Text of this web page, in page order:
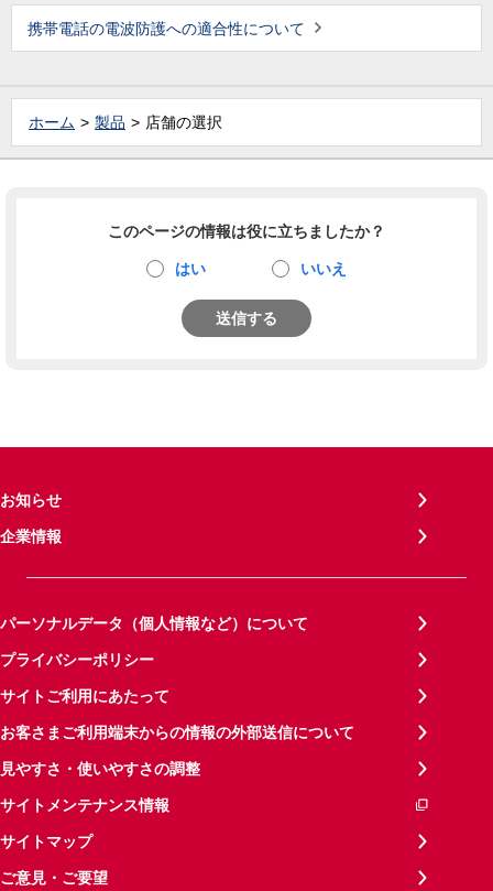
携帯電話の電波防護への適合性について
ホーム 製品 店舗の選択
このページの情報は役に立ちましたか？
はい いいえ
送信する
お知らせ
企業情報
パーソナルデータ（個人情報など）について
プライバシーポリシー
サイトご利用にあたって
お客さまご利用端末からの情報の外部送信について
見やすさ・使いやすさの調整
サイトメンテナンス情報
サイトマップ
ご意見・ご要望